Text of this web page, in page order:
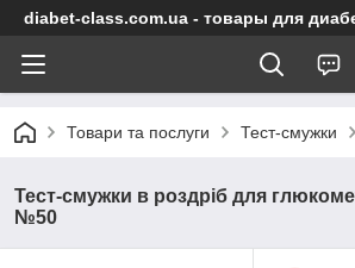
diabet-class.com.ua - товары для
Товари та послуги Тест-смужки
Тест-смужки в роздріб для
№50